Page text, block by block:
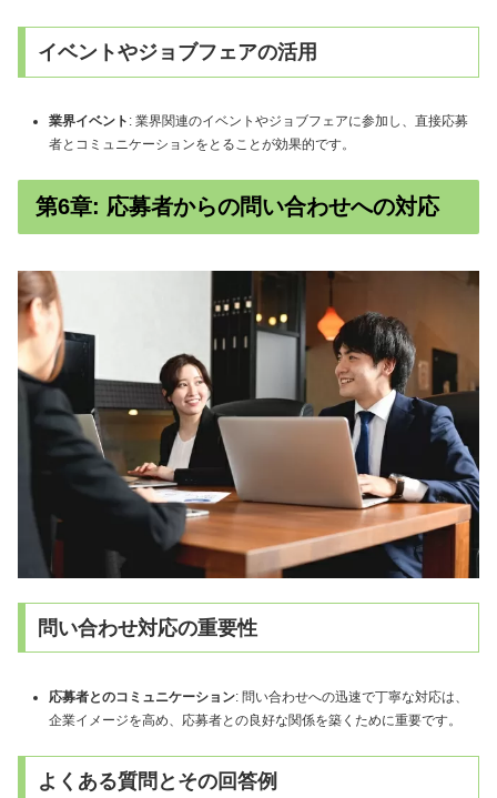
イベントやジョブフェアの活用
業界イベント : 業界関連のイベントやジョブフェアに参加し、直接応募
者とコミュニケーションをとることが効果的です。
第6章: 応募者からの問い合わせへの対応
問い合わせ対応の重要性
応募者とのコミュニケーション: 問い合わせへの迅速で丁寧な対応は、
企業イメージを高め、応募者との良好な関係を築くために重要です。
よくある質問とその回答例